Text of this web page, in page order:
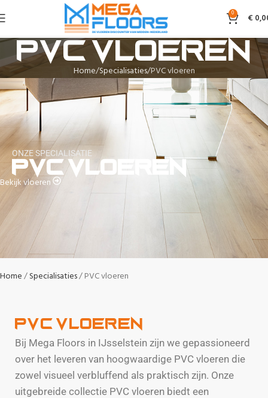
0 €
PVC vloeren
Home Specialisaties PVC vloeren
ONZE SPECIALISATIE
PVC vloeren
Bekijk vloeren
Home Specialisaties PVC vloeren
PVC Vloeren
Bij Mega Floors in IJsselstein zijn we gepassioneerd
over het leveren van hoogwaardige PVC vloeren die
zowel visueel verbluffend als praktisch zijn. Onze
uitgebreide collectie PVC vloeren biedt een